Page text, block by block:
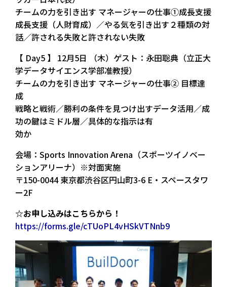
チームの力を引き出す マネージャーの仕事①成長支援
成長支援（人財育成）／やる気を引き出す２種類の対
話／許される失敗と許されない失敗
【 Day5 】 12月5日 （木）ゲスト：永田聡典（立正大
学データサイエンス学部准教授）
チームの力を引き出す マネージャーの仕事② 目標達
成
戦略と戦術／勝利の条件を見つけ出すデータ活用／成
功の鍵はミドル層／具体的な指示は有
効か
会場：Sports Innovation Arena（スポーツイノベー
ションアリーナ）※対面実施
〒150-0044 東京都渋谷区円山町3-6 E・スペースタワ
ー2F
☆お申し込みはこちらから！
https://forms.gle/cTUoPL4vHSkVTNnb9